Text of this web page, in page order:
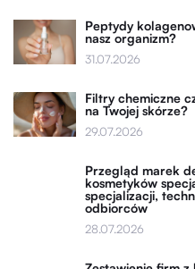
Peptydy
nasz organizm?
31.07.2026
Filtry chemiczne
na Twojej skórze?
29.07.2026
Przegląd marek
kosmetyków
specjalizacji,
odbiorców
28.07.2026